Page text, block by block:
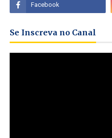
Se Inscreva no Canal